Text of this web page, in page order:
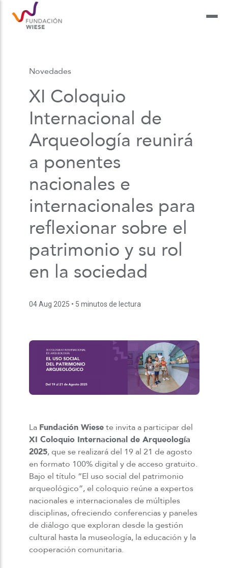
Novedades
XI Coloquio
Internacional de
Arqueología reunirá
a ponentes
nacionales e
internacionales para
reflexionar sobre el
patrimonio y su rol
en la sociedad
04 Aug 2025 • 5 minutos de lectura
La Fundación Wiesete invita a participar del
XI Coloquio Internacional de Arqueología
2025, que se realizará del 19 al 21 de agosto
en formato 100% digital y de acceso gratuito.
Bajo el título “El uso social del patrimonio
arqueológico”, el coloquio reúne a expertos
nacionales e internacionales de múltiples
disciplinas, ofreciendo conferencias y paneles
de diálogo que exploran desde la gestión
cultural hasta la museología, la educación y la
cooperación comunitaria.